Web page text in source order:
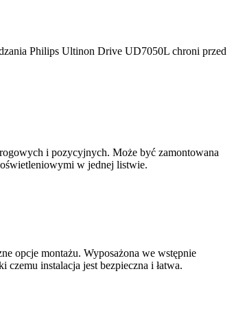
Philips Ultinon Drive UD7050L chroni przed
i pozycyjnych. Może być zamontowana
w jednej listwie.
opcje montażu. Wyposażona we wstępnie
instalacja jest bezpieczna i łatwa.